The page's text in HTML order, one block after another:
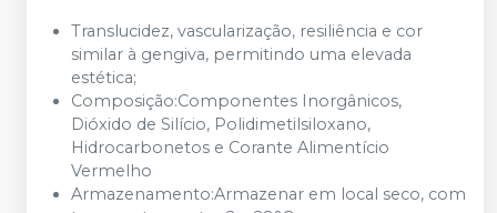
Translucidez, vascularização, resiliência e cor
similar à gengiva, permitindo uma elevada
estética;
Composição:Componentes Inorgânicos,
Dióxido de Silício, Polidimetilsiloxano,
Hidrocarbonetos e Corante Alimentício
Vermelho
Armazenamento:Armazenar em local seco, com